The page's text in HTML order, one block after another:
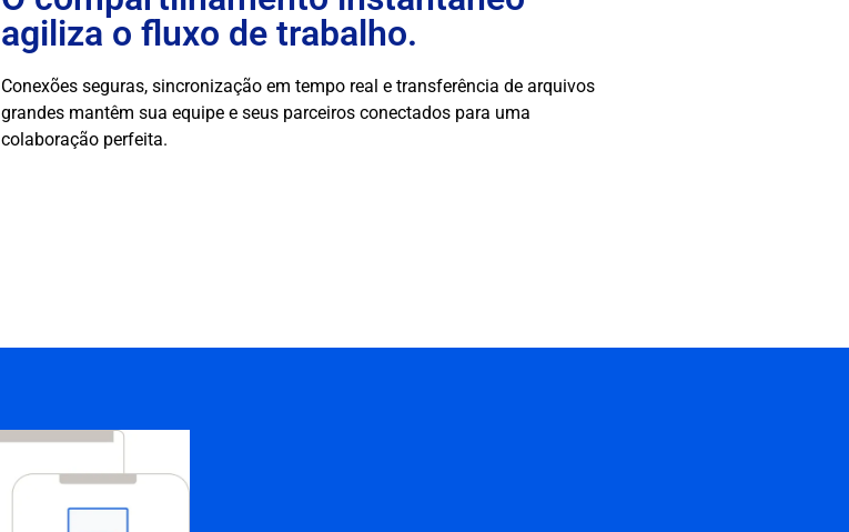
agiliza o fluxo de trabalho.
Conexões seguras, sincronização em tempo real e transferência de arquivos
grandes mantêm sua equipe e seus parceiros conectados para uma
colaboração perfeita.